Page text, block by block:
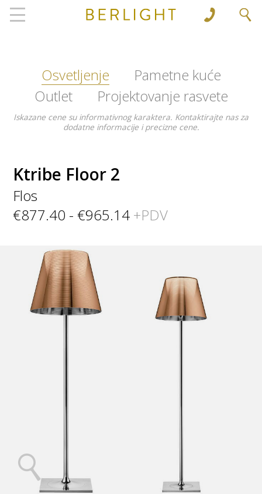
', 'www.berlight.rs'); ga('send', 'pageview');
Osvetljenje
Pametne kuće
Outlet
Projektovanje rasvete
Iskazane cene su informativnog karaktera. Kontaktirajte nas za
dodatne informacije i precizne cene.
Ktribe Floor 2
Flos
€877.40 - €965.14 +PDV